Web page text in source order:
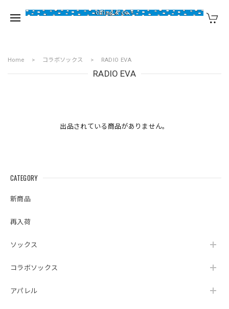
Home コラボソックス RADIO EVA
RADIO EVA
出品されている商品がありません。
CATEGORY
新商品
再入荷
ソックス
コラボソックス
アパレル